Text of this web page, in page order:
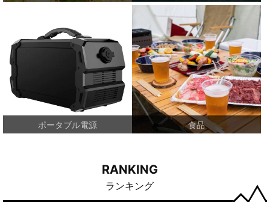
ポータブル電源 食品
RANKING
ランキング